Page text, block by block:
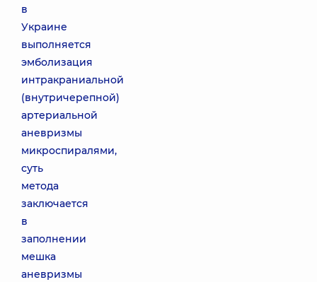
в
Украине
выполняется
эмболизация
интракраниальной
(внутричерепной)
артериальной
аневризмы
микроспиралями,
суть
метода
заключается
в
заполнении
мешка
аневризмы